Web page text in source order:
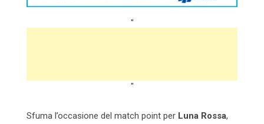
"
"
Sfuma l’occasione del match point per Luna Rossa,